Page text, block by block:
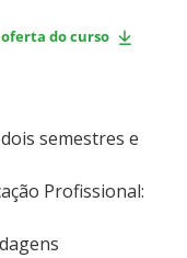
do curso
semestres e
Profissional: